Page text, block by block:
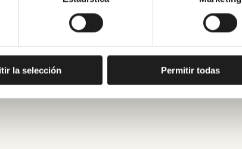
la selección Permitir todas